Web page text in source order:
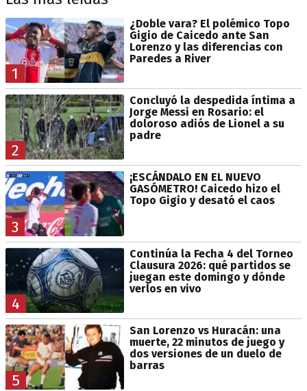
1
¿Doble vara? El polémico Topo
Gigio de Caicedo ante San
Lorenzo y las diferencias con
Paredes a River
2
Concluyó la despedida íntima a
Jorge Messi en Rosario: el
doloroso adiós de Lionel a su
padre
3
¡ESCÁNDALO EN EL NUEVO
GASÓMETRO! Caicedo hizo el
Topo Gigio y desató el caos
4
Continúa la Fecha 4 del Torneo
Clausura 2026: qué partidos se
juegan este domingo y dónde
verlos en vivo
5
San Lorenzo vs Huracán: una
muerte, 22 minutos de juego y
dos versiones de un duelo de
barras